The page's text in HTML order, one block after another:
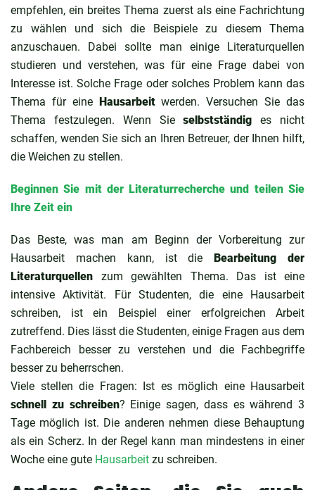
empfehlen, ein breites Thema zuerst als eine Fachrichtung
zu wählen und sich die Beispiele zu diesem Thema
anzuschauen. Dabei sollte man einige Literaturquellen
studieren und verstehen, was für eine Frage dabei von
Interesse ist. Solche Frage oder solches Problem kann das
Thema für eine
Hausarbeitwerden. Versuchen Sie das
Thema festzulegen. Wenn Sieselbstständig es nicht
schaffen, wenden Sie sich an Ihren Betreuer, der Ihnen hilft,
die Weichen zu stellen.
Beginnen Sie mit der Literaturrecherche und teilen Sie
Ihre Zeit ein
Das Beste, was man am Beginn der Vorbereitung zur
Hausarbeit machen kann, ist die
Bearbeitung der
Literaturquellen zum gewählten Thema. Das ist eine
intensive Aktivität. Für Studenten, die eine Hausarbeit
schreiben, ist ein Beispiel einer erfolgreichen Arbeit
zutreffend. Dies lässt die Studenten, einige Fragen aus dem
Fachbereich besser zu verstehen und die Fachbegriffe
besser zu beherrschen.
Viele stellen die Fragen: Ist es möglich eine Hausarbeit
schnell zu schreiben? Einige sagen, dass es während 3
Tage möglich ist. Die anderen nehmen diese Behauptung
als ein Scherz. In der Regel kann man mindestens in einer
Woche eine gute Hausarbeit zu schreiben.